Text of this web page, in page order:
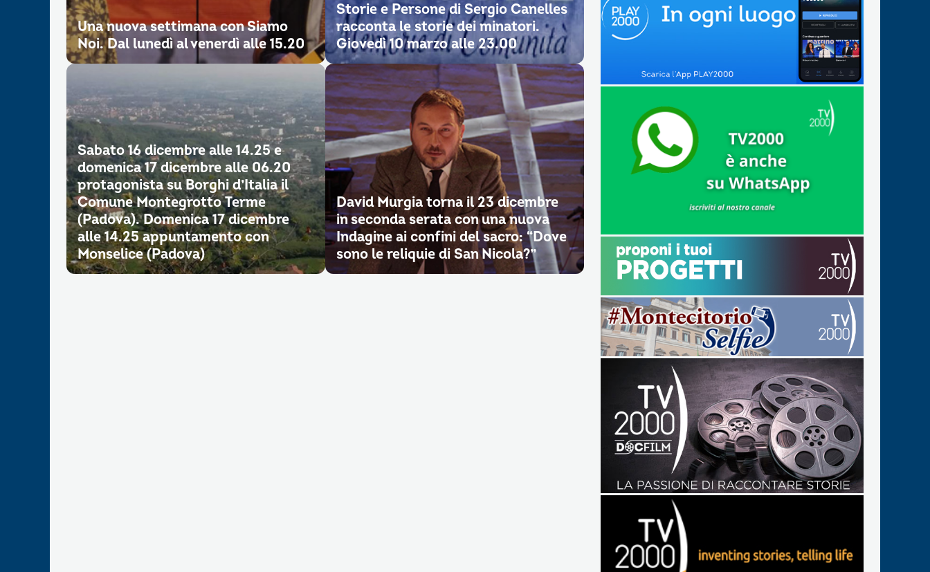
Una nuova settimana con Siamo
Noi. Dal lunedì al venerdì alle 15.20
Storie e Persone di Sergio Canelles
racconta le storie dei minatori.
Giovedì 10 marzo alle 23.00
Sabato 16 dicembre alle 14.25 e
domenica 17 dicembre alle 06.20
protagonista su Borghi d’Italia il
Comune Montegrotto Terme
(Padova). Domenica 17 dicembre
alle 14.25 appuntamento con
Monselice (Padova)
David Murgia torna il 23 dicembre
in seconda serata con una nuova
Indagine ai confini del sacro: “Dove
sono le reliquie di San Nicola?”